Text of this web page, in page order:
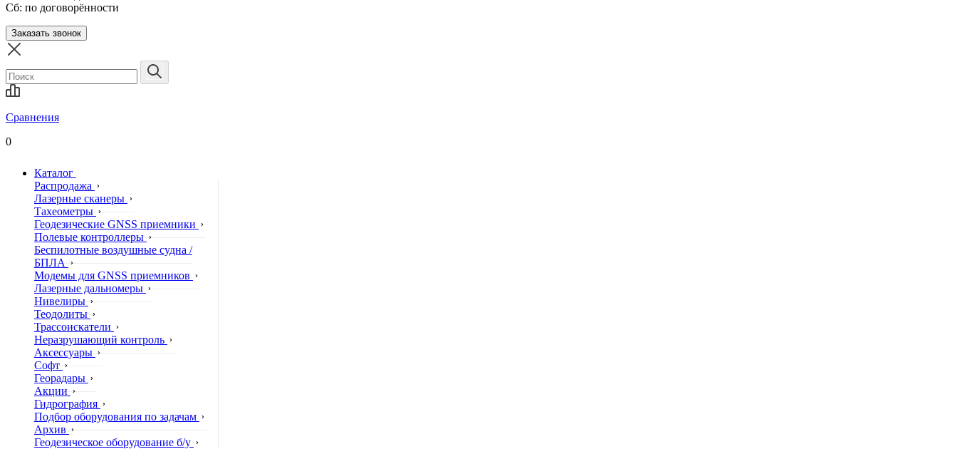
Сб: по договорённости
Заказать звонок
Сравнения
0
Каталог
Распродажа
Лазерные сканеры
Тахеометры
Геодезические GNSS приемники
Полевые контроллеры
Беспилотные воздушные судна /
БПЛА
Модемы для GNSS приемников
Лазерные дальномеры
Нивелиры
Теодолиты
Трассоискатели
Неразрушающий контроль
Аксессуары
Софт
Георадары
Акции
Гидрография
Подбор оборудования по задачам
Архив
Геодезическое оборудование б/у